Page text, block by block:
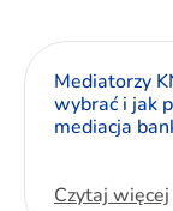
Mediatorzy
wybrać i jak
mediacja
Czytaj więcej